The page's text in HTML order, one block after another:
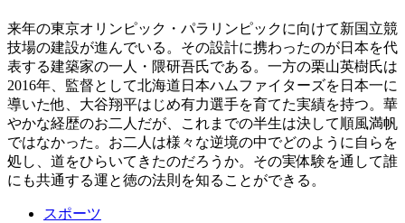
来年の東京オリンピック・パラリンピックに向けて新国立競
技場の建設が進んでいる。その設計に携わったのが日本を代
表する建築家の一人・隈研吾氏である。一方の栗山英樹氏は
2016年、監督として北海道日本ハムファイターズを日本一に
導いた他、大谷翔平はじめ有力選手を育てた実績を持つ。華
やかな経歴のお二人だが、これまでの半生は決して順風満帆
ではなかった。お二人は様々な逆境の中でどのように自らを
処し、道をひらいてきたのだろうか。その実体験を通して誰
にも共通する運と徳の法則を知ることができる。
スポーツ